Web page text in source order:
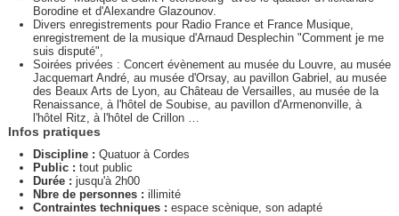
Borodine et d'Alexandre Glazounov.
Divers enregistrements pour Radio France et France Musique,
enregistrement de la musique d'Arnaud Desplechin "Comment je me
suis disputé",
Soirées privées : Concert évènement au musée du Louvre, au musée
Jacquemart André, au musée d'Orsay, au pavillon Gabriel, au musée
des Beaux Arts de Lyon, au Château de Versailles, au musée de la
Renaissance, à l'hôtel de Soubise, au pavillon d'Armenonville, à
l'hôtel Ritz, à l'hôtel de Crillon …
Infos pratiques
Discipline : Quatuor à Cordes
Public : tout public
Durée : jusqu'à 2h00
Nbre de personnes : illimité
Contraintes techniques : espace scènique, son adapté